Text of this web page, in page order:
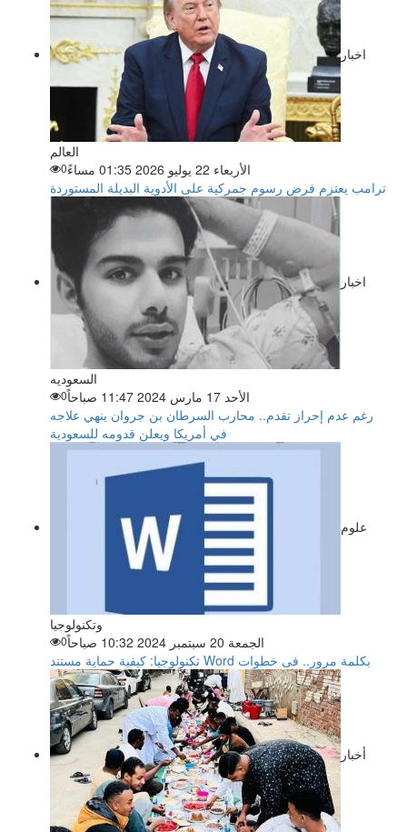
اخبار
العالم
الأربعاء 22 يوليو 2026 01:35 مساءً
0
ترامب يعتزم فرض رسوم جمركية على الأدوية البديلة المستوردة
اخبار
السعوديه
الأحد 17 مارس 2024 11:47 صباحاً
0
رغم عدم إحراز تقدم.. محارب السرطان بن جروان ينهي علاجه
في أمريكا ويعلن قدومه للسعودية
علوم
وتكنولوجيا
الجمعة 20 سبتمبر 2024 10:32 صباحاً
0
تكنولوجيا: كيفية حماية مستند Word بكلمة مرور.. فى خطوات
أخبار